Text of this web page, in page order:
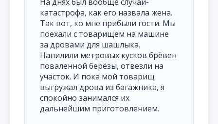
катастрофа, как его назвала жена.
Так вот, ко мне прибыли гости. Мы
поехали с товарищем на машине
за дровами для шашлыка.
Напилили метровых кусков брёвен
поваленной берёзы, отвезли на
участок. И пока мой товарищ
выгружал дрова из багажника, я
спокойно занимался их
дальнейшим приготовлением.